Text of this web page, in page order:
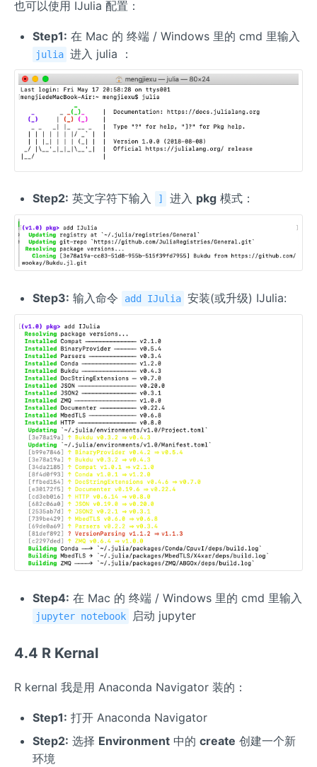
也可以使用 IJulia 配置：
Step1: 在 Mac 的 终端 / Windows 里的 cmd 里输入
julia 进入 julia ：
Step2: 英文字符下输入 ] 进入 pkg模式：
Step3: 输入命令 add IJulia 安装(或升级) IJulia:
Step4: 在 Mac 的 终端 / Windows 里的 cmd 里输入
jupyter notebook 启动 jupyter
4.4 R Kernal
R kernal 我是用 Anaconda Navigator 装的：
Step1: 打开 Anaconda Navigator
Step2: 选择 Environment中的 create 创建一个新
环境